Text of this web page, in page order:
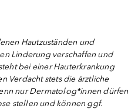
Hautzuständen und
Linderung verschaffen und
bei einer Hauterkrankung
Verdacht stets die ärztliche
nur Dermatolog*innen dürfen
stellen und können ggf.